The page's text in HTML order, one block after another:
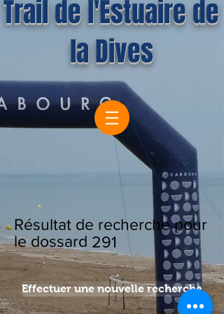
Trail de l'Estuaire de
la Dives
Résultat de recherche pour
le dossard 291
Effectuer une nouvelle recherche